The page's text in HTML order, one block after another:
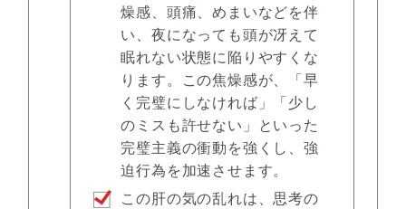
燥感、頭痛、めまいなどを伴
い、夜になっても頭が冴えて
眠れない状態に陥りやすくな
ります。この焦燥感が、「早
く完璧にしなければ」「少し
のミスも許せない」といった
完璧主義の衝動を強くし、強
迫行為を加速させます。
この肝の気の乱れは、思考の